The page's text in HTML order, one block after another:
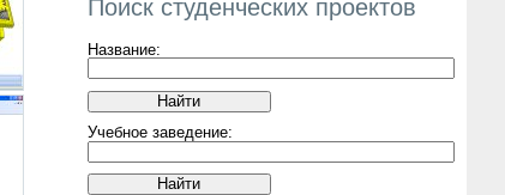
Поиск студенческих проектов
Название:
Учебное заведение: